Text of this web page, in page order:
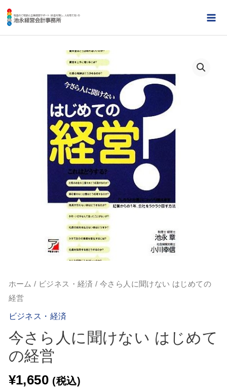
容
を
ホーム / ビジネス・経済 / 今さら人に聞けない はじめての
経営
ビジネス・経済
今さら人に聞けない はじめて
の経営
¥1,650 (税込)